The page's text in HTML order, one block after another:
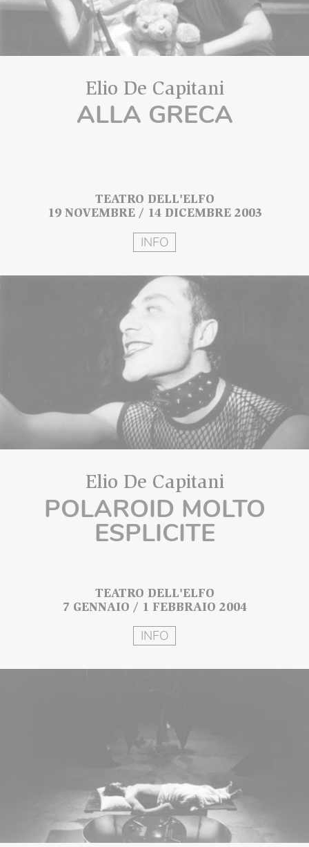
Elio De Capitani
ALLA GRECA
TEATRO DELL'ELFO
19 NOVEMBRE / 14 DICEMBRE 2003
INFO
Elio De Capitani
POLAROID MOLTO
ESPLICITE
TEATRO DELL'ELFO
7 GENNAIO / 1 FEBBRAIO 2004
INFO